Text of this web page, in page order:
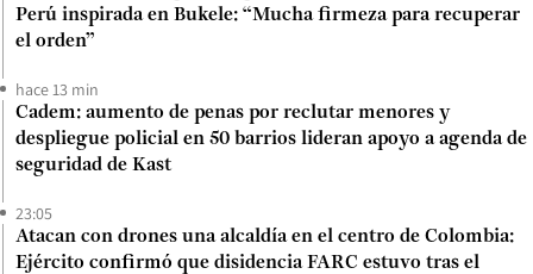
Perú inspirada en Bukele: “Mucha firmeza para recuperar
el orden”
hace 13 min
Cadem: aumento de penas por reclutar menores y
despliegue policial en 50 barrios lideran apoyo a agenda de
seguridad de Kast
23:05
Atacan con drones una alcaldía en el centro de Colombia:
Ejército confirmó que disidencia FARC estuvo tras el